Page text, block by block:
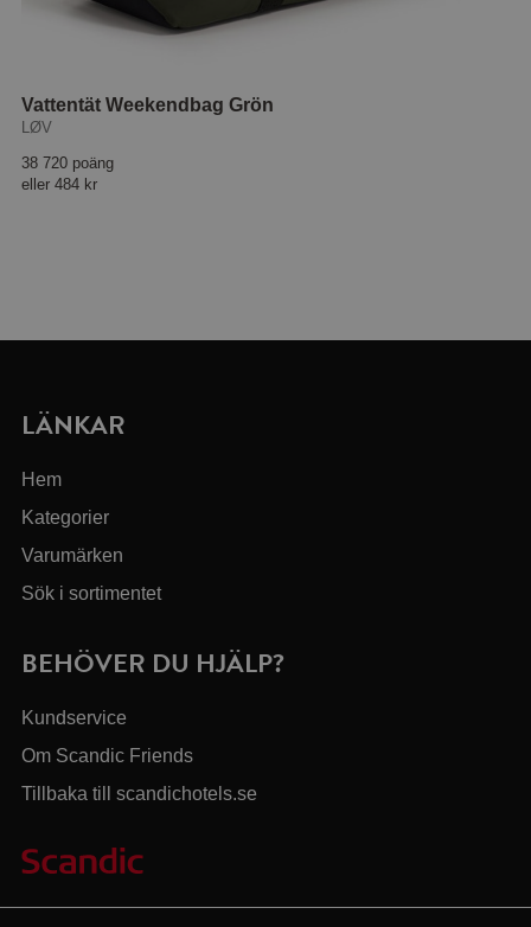
Vattentät Weekendbag Grön
LØV
38 720 poäng
eller 484 kr
LÄNKAR
Hem
Kategorier
Varumärken
Sök i sortimentet
BEHÖVER DU HJÄLP?
Kundservice
Om Scandic Friends
Tillbaka till scandichotels.se